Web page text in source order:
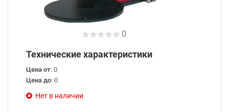
0
Технические характеристики
Цена от: 0
Цена до: 0
Нет в наличии